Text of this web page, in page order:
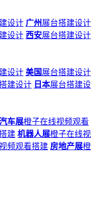
设计 广州展台搭建设计
设计 西安展台搭建设计
设计 美国 展台搭建设计
建设计 日本展台搭建设
车展橙子在线视频观看
建 机器人展橙子在线视
频观看搭建 房地产展橙